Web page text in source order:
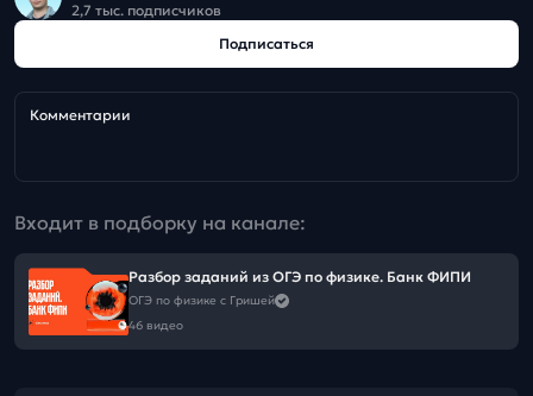
2,7 тыс. подписчиков
Подписаться
Комментарии
Входит в подборку на канале:
Разбор заданий из ОГЭ по физике. Банк ФИПИ
ОГЭ по физике с Гришей
46 видео